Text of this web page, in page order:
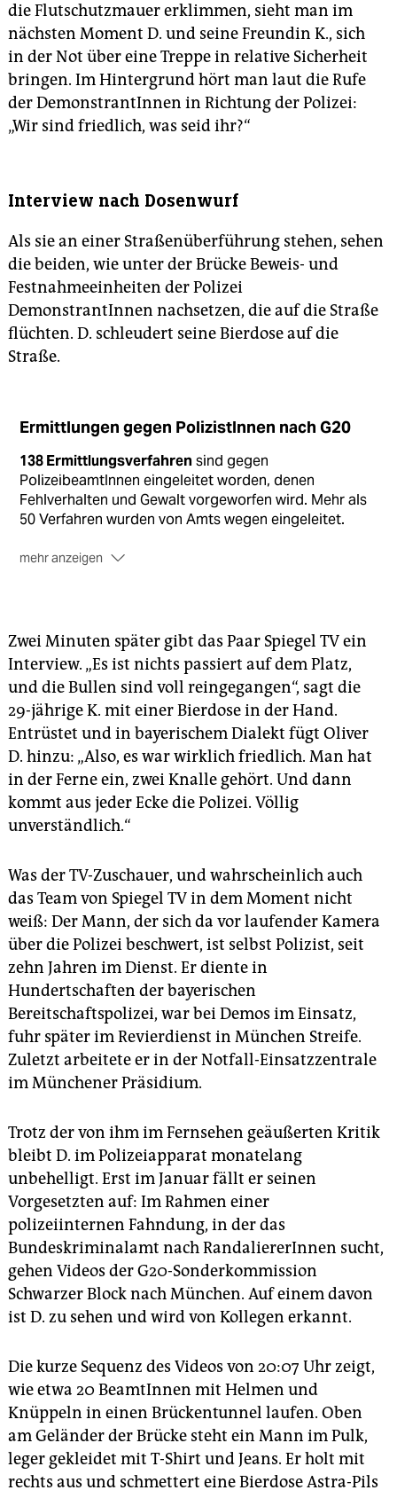
die Flutschutzmauer erklimmen, sieht man im
nächsten Moment D. und seine Freundin K., sich
in der Not über eine Treppe in relative Sicherheit
bringen. Im Hintergrund hört man laut die Rufe
der DemonstrantInnen in Richtung der Polizei:
„Wir sind friedlich, was seid ihr?“
Interview nach Dosenwurf
Als sie an einer Straßenüberführung stehen, sehen
die beiden, wie unter der Brücke Beweis- und
Festnahmeeinheiten der Polizei
DemonstrantInnen nachsetzen, die auf die Straße
flüchten. D. schleudert seine Bierdose auf die
Straße.
Ermittlungen gegen PolizistInnen nach G20
138 Ermittlungsverfahrensind gegen
PolizeibeamtInnen eingeleitet worden, denen
Fehlverhalten und Gewalt vorgeworfen wird. Mehr als
50 Verfahren wurden von Amts wegen eingeleitet.
mehr anzeigen
Fälle) , in 15 Fällen geht es auch um Nötigung oder
Freiheitsberaubung, in einem Fall um sexuelle
Belästigung. 118 Fälle wurden bereits an die
Staatsanwaltschaft weitergeleitet.
Anklagen durch die Staatsanwaltschaftsind noch
nicht erhoben worden. Die Staatsanwaltschaft
begründet das damit, dass die Ermittlungen
aufwendig seien und keine Eile bestehe, da kein
Polizist in Untersuchungshaft sitze.
Eingestellthat die Staatsanwaltschaft schon 33
hinreichender Tatverdacht.
Das Dezernat Interne Ermittlungen,das gegen
mutmaßliche GewalttäterInnen in den eigenen Reihen
ermittelt, geht laut einer Anfrage der Linksfraktion
aktuell von 127 Opfern von Polizeigewalt aus, von
denen allerdings 57 noch nicht identifiziert wurden.
Zwei Minuten später gibt das Paar Spiegel TV ein
Interview. „Es ist nichts passiert auf dem Platz,
und die Bullen sind voll reingegangen“, sagt die
29-jährige K. mit einer Bierdose in der Hand.
Entrüstet und in bayerischem Dialekt fügt Oliver
D. hinzu: „Also, es war wirklich friedlich. Man hat
in der Ferne ein, zwei Knalle gehört. Und dann
kommt aus jeder Ecke die Polizei. Völlig
unverständlich.“
Was der TV-Zuschauer, und wahrscheinlich auch
das Team von Spiegel TV in dem Moment nicht
weiß: Der Mann, der sich da vor laufender Kamera
über die Polizei beschwert, ist selbst Polizist, seit
zehn Jahren im Dienst. Er diente in
Hundertschaften der bayerischen
Bereitschaftspolizei, war bei Demos im Einsatz,
fuhr später im Revierdienst in München Streife.
Zuletzt arbeitete er in der Notfall-Einsatzzentrale
im Münchener Präsidium.
Trotz der von ihm im Fernsehen geäußerten Kritik
bleibt D. im Polizeiapparat monatelang
unbehelligt. Erst im Januar fällt er seinen
Vorgesetzten auf: Im Rahmen einer
polizeiinternen Fahndung, in der das
Bundeskriminalamt nach RandaliererInnen sucht,
gehen Videos der G20-Sonderkommission
Schwarzer Block nach München. Auf einem davon
ist D. zu sehen und wird von Kollegen erkannt.
Die kurze Sequenz des Videos von 20:07 Uhr zeigt,
wie etwa 20 BeamtInnen mit Helmen und
Knüppeln in einen Brückentunnel laufen. Oben
am Geländer der Brücke steht ein Mann im Pulk,
leger gekleidet mit T-Shirt und Jeans. Er holt mit
rechts aus und schmettert eine Bierdose Astra-Pils